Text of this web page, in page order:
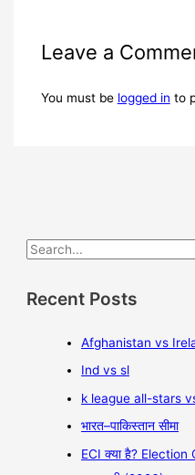
Leave a
You must be logged in to
Recent Posts
Afghanistan vs
Ind vs sl
k league all-stars
भारत–पाकिस्तान सीमा
ECI क्या है? Election